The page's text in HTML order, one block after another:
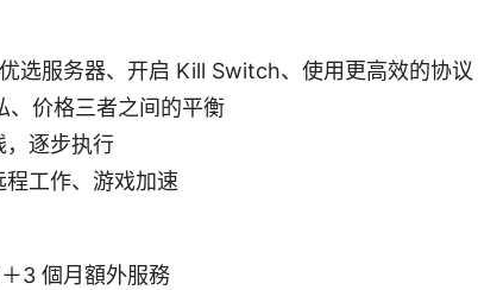
选服务器、开启 Kill Switch、使用更高效的协议
、价格三者之间的平衡
，逐步执行
工作、游戏加速
3 個月額外服務